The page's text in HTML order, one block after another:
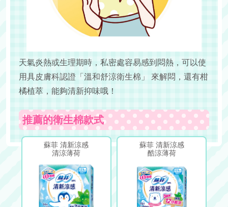
天氣炎熱或生理期時，私密處容易感到悶熱，可以使
用具皮膚科認證「溫和舒涼衛生棉」 來解悶，還有柑
橘植萃，能夠清新抑味哦！
推薦的衛生棉款式
蘇菲 清新涼感
清涼薄荷
蘇菲 清新涼感
酷涼薄荷